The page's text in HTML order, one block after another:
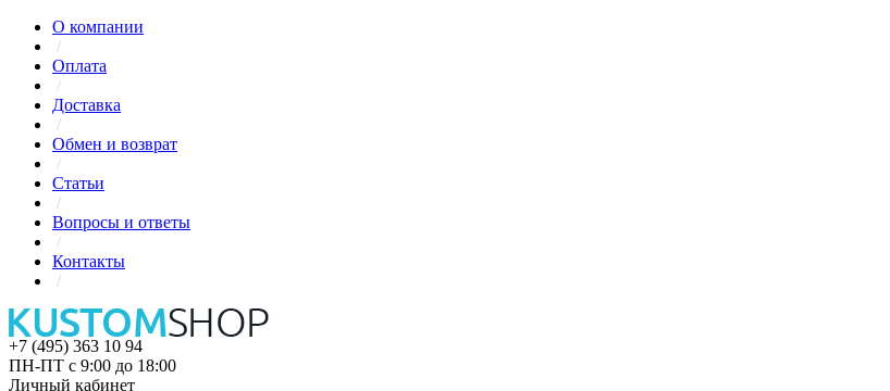
О компании
/
Оплата
/
Доставка
/
Обмен и возврат
/
Статьи
/
Вопросы и ответы
/
Контакты
/
+7 (495) 363 10 94
ПН-ПТ с 9:00 до 18:00
Личный кабинет